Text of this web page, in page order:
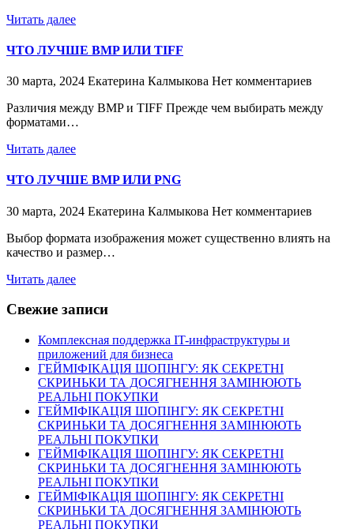
Читать далее
ЧТО ЛУЧШЕ BMP ИЛИ TIFF
30 марта, 2024 Екатерина Калмыкова Нет комментариев
Различия между BMP и TIFF Прежде чем выбирать между
форматами…
Читать далее
ЧТО ЛУЧШЕ BMP ИЛИ PNG
30 марта, 2024 Екатерина Калмыкова Нет комментариев
Выбор формата изображения может существенно влиять на
качество и размер…
Читать далее
Свежие записи
Комплексная поддержка IT-инфраструктуры и
приложений для бизнеса
ГЕЙМІФІКАЦІЯ ШОПІНГУ: ЯК СЕКРЕТНІ
СКРИНЬКИ ТА ДОСЯГНЕННЯ ЗАМІНЮЮТЬ
РЕАЛЬНІ ПОКУПКИ
ГЕЙМІФІКАЦІЯ ШОПІНГУ: ЯК СЕКРЕТНІ
СКРИНЬКИ ТА ДОСЯГНЕННЯ ЗАМІНЮЮТЬ
РЕАЛЬНІ ПОКУПКИ
ГЕЙМІФІКАЦІЯ ШОПІНГУ: ЯК СЕКРЕТНІ
СКРИНЬКИ ТА ДОСЯГНЕННЯ ЗАМІНЮЮТЬ
РЕАЛЬНІ ПОКУПКИ
ГЕЙМІФІКАЦІЯ ШОПІНГУ: ЯК СЕКРЕТНІ
СКРИНЬКИ ТА ДОСЯГНЕННЯ ЗАМІНЮЮТЬ
РЕАЛЬНІ ПОКУПКИ